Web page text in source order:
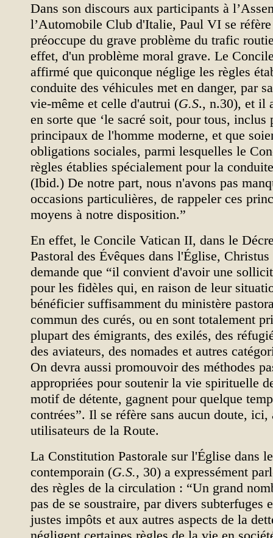
Dans son discours aux participants à
l’Automobile Club d'Italie, Paul VI se
préoccupe du grave problème du trafic
effet, d'un problème moral grave. Le
affirmé que quiconque néglige les règles
conduite des véhicules met en danger, par
vie-même et celle d'autrui (G.S., n.30), et il
en sorte que ‘le sacré soit, pour tous, inclus
principaux de l'homme moderne, et que
obligations sociales, parmi lesquelles le
règles établies spécialement pour la
(Ibid.) De notre part, nous n'avons pas
occasions particulières, de rappeler ces
moyens à notre disposition.”
En effet, le Concile Vatican II, dans le
Pastoral des Évêques dans l'Église,
demande que “il convient d'avoir une
pour les fidèles qui, en raison de leur
bénéficier suffisamment du ministère
commun des curés, ou en sont totalement
plupart des émigrants, des exilés, des
des aviateurs, des nomades et autres
On devra aussi promouvoir des méthodes
appropriées pour soutenir la vie spirituelle
motif de détente, gagnent pour quelque
contrées”. Il se réfère sans aucun doute, ici,
utilisateurs de la Route.
La Constitution Pastorale sur l'Église dans
contemporain (G.S., 30) a expressément
des règles de la circulation : “Un grand
pas de se soustraire, par divers subterfuges
justes impôts et aux autres aspects de la